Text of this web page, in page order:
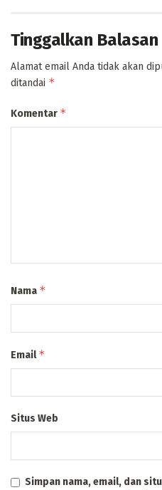
Tinggalkan Balasan
Alamat email Anda tidak akan
ditandai *
Komentar *
Nama *
Email*
Situs Web
Simpan nama, email, dan